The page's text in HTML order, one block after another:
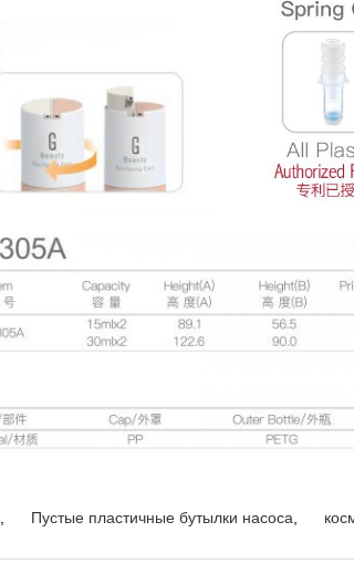
Пустые пластичные бутылки насоса